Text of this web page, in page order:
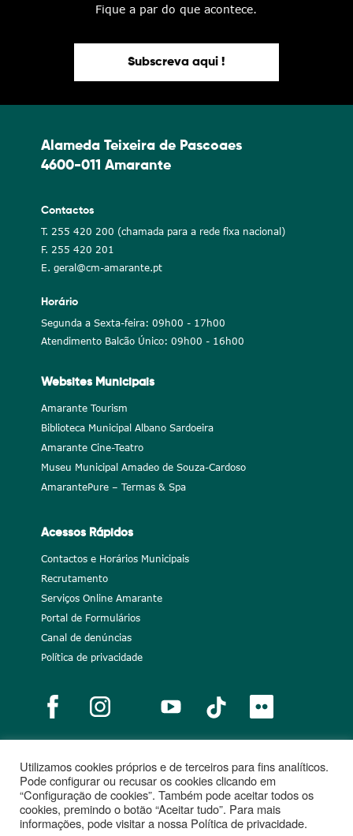
Fique a par do que acontece.
Subscreva aqui !
Alameda Teixeira de Pascoaes
4600-011 Amarante
Contactos
T. 255 420 200 (chamada para a rede fixa nacional)
F. 255 420 201
E. geral@cm-amarante.pt
Horário
Segunda a Sexta-feira: 09h00 - 17h00
Atendimento Balcão Único: 09h00 - 16h00
Websites Municipais
Amarante Tourism
Biblioteca Municipal Albano Sardoeira
Amarante Cine-Teatro
Museu Municipal Amadeo de Souza-Cardoso
AmarantePure – Termas & Spa
Acessos Rápidos
Contactos e Horários Municipais
Recrutamento
Serviços Online Amarante
Portal de Formulários
Canal de denúncias
Política de privacidade
Notícias Recrutamento Portugal 2020
União Europeia
Projetos cofinanciados
Utilizamos cookies próprios e de terceiros para fins analíticos.
Pode configurar ou recusar os cookies clicando em
“Configuração de cookies”. Também pode aceitar todos os
cookies, premindo o botão “Aceitar tudo”. Para mais
informações, pode visitar a nossa Política de privacidade.